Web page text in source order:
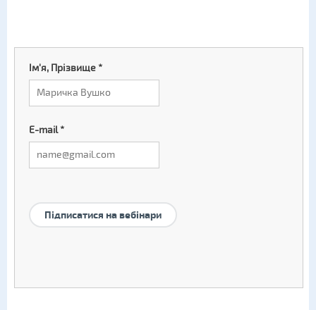
Ім'я, Прізвище*
E-mail*
Підписатися на вебінари